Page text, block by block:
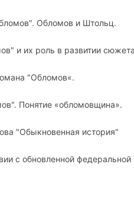
Обломов и Штольц.
и их роль в развитии
"Обломов«.
Понятие «обломовщина».
"Обыкновенная история"
с обновленной